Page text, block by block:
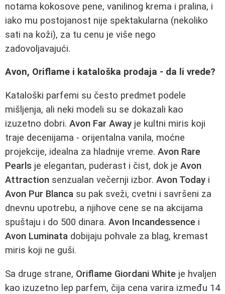
notama kokosove pene, vanilinog krema i pralina, i
iako mu postojanost nije spektakularna (nekoliko
sati na koži), za tu cenu je više nego
zadovoljavajući.
Avon, Oriflame i kataloška prodaja - da li vrede?
Kataloški parfemi su često predmet podele
mišljenja, ali neki modeli su se dokazali kao
izuzetno dobri. Avon Far Away je kultni miris koji
traje decenijama - orijentalna vanila, moćne
projekcije, idealna za hladnije vreme. Avon Rare
Pearls je elegantan, puderast i čist, dok je Avon
Attraction senzualan večernji izbor. Avon Today i
Avon Pur Blanca su pak sveži, cvetni i savršeni za
dnevnu upotrebu, a njihove cene se na akcijama
spuštaju i do 500 dinara. Avon Incandessence i
Avon Luminata dobijaju pohvale za blag, kremast
miris koji ne guši.
Sa druge strane, Oriflame Giordani White je hvaljen
kao izuzetno lep parfem, čija cena varira između 14